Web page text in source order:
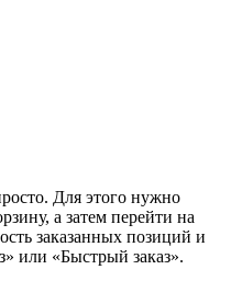
Для этого нужно
а затем перейти на
заказанных позиций и
или «Быстрый заказ».